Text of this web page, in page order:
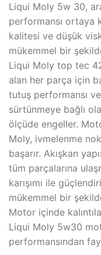
Liqui Moly 5w 30,
performansı ortaya
kalitesi ve düşük
mükemmel bir
Liqui Moly top tec
alan her parça için
tutuş performansı
sürtünmeye bağlı
ölçüde engeller.
Moly, ivmelenme
başarır. Akışkan
tüm parçalarına
karışımı ile
mükemmel bir
Motor içinde
Liqui Moly 5w30
performansından